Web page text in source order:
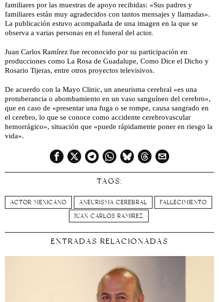
familiares por las muestras de apoyo recibidas: «Sus padres y
familiares están muy agradecidos con tantos mensajes y llamadas».
La publicación estuvo acompañada de una imagen en la que se
observa a varias personas en el funeral del actor.
Juan Carlos Ramírez fue reconocido por su participación en
producciones como La Rosa de Guadalupe, Como Dice el Dicho y
Rosario Tijeras, entre otros proyectos televisivos.
De acuerdo con la Mayo Clinic, un aneurisma cerebral «es una
protuberancia o abombamiento en un vaso sanguíneo del cerebro»,
que en caso de «presentar una fuga o se rompe, causa sangrado en
el cerebro, lo que se conoce como accidente cerebrovascular
hemorrágico», situación que «puede rápidamente poner en riesgo la
vida».
TAGS:
ACTOR MEXICANO ANEURISMA CEREBRAL
FALLECIMIENTO
JUAN CARLOS RAMÍREZ
ENTRADAS RELACIONADAS